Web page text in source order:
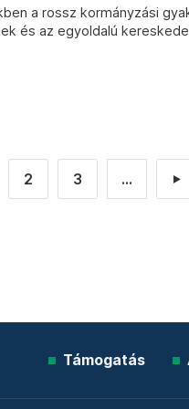
a rossz kormányzási
és az egyoldalú
2 3 ... ►
Támogatás